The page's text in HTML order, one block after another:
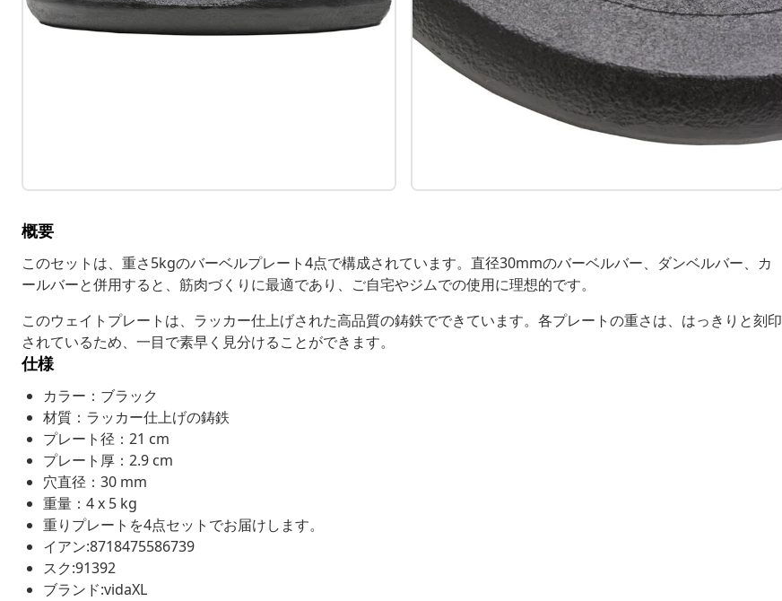
概要
このセットは、重さ5kgのバーベルプレート4点で構成されています。直径30mmのバーベルバー、ダンベルバー、カ
ールバーと併用すると、筋肉づくりに最適であり、ご自宅やジムでの使用に理想的です。
このウェイトプレートは、ラッカー仕上げされた高品質の鋳鉄でできています。各プレートの重さは、はっきりと刻印
されているため、一目で素早く見分けることができます。
仕様
カラー：ブラック
材質：ラッカー仕上げの鋳鉄
プレート径：21 cm
プレート厚：2.9 cm
穴直径：30 mm
重量：4 x 5 kg
重りプレートを4点セットでお届けします。
イアン:8718475586739
スク:91392
ブランド:vidaXL